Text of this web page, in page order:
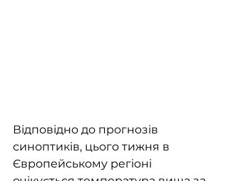
Відповідно до прогнозів
синоптиків, цього тижня в
Європейському регіоні